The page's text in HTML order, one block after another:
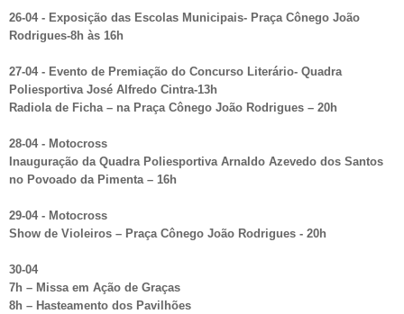
26-04 - Exposição das Escolas Municipais- Praça Cônego João
Rodrigues-8h às 16h
27-04 - Evento de Premiação do Concurso Literário- Quadra
Poliesportiva José Alfredo Cintra-13h
Radiola de Ficha – na Praça Cônego João Rodrigues – 20h
28-04 - Motocross
Inauguração da Quadra Poliesportiva Arnaldo Azevedo dos Santos
no Povoado da Pimenta – 16h
29-04 - Motocross
Show de Violeiros – Praça Cônego João Rodrigues - 20h
30-04
7h – Missa em Ação de Graças
8h – Hasteamento dos Pavilhões